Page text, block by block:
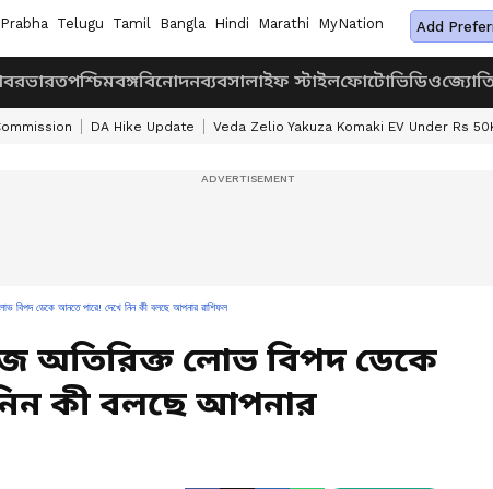
Telugu Tamil Bangla Hindi Marathi MyNation Add
ভারতপশ্চিমবঙ্গবিনোদনব্যবসালাইফ স্টাইলফোটোভিডিও
DA Hike Update Veda Zelio Yakuza Komaki EV Under Rs
ডেকে আনতে পারে! দেখে নিন কী বলছে আপনার রাশিফল
অতিরিক্ত লোভ বিপদ ডেকে
কী বলছে আপনার